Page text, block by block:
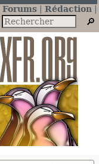
Forums
Rédaction